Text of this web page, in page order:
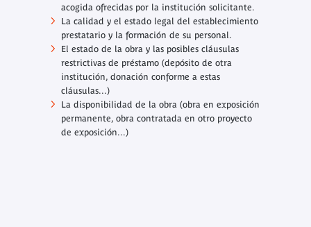
acogida ofrecidas por la institución solicitante.
La calidad y el estado legal del establecimiento
prestatario y la formación de su personal.
El estado de la obra y las posibles cláusulas
restrictivas de préstamo (depósito de otra
institución, donación conforme a estas
cláusulas...)
La disponibilidad de la obra (obra en exposición
permanente, obra contratada en otro proyecto
de exposición...)